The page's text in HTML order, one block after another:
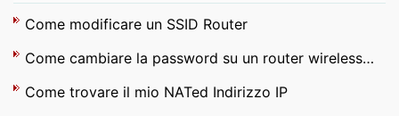
Come modificare un SSID Router
Come cambiare la password su un router wireless Netgear Ruckus
Come trovare il mio NATed Indirizzo IP